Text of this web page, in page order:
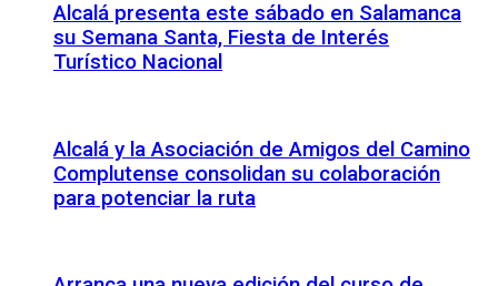
Alcalá presenta este sábado en Salamanca
su Semana Santa, Fiesta de Interés
Turístico Nacional
Alcalá y la Asociación de Amigos del Camino
Complutense consolidan su colaboración
para potenciar la ruta